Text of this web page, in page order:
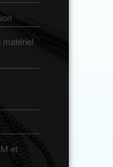
matériel
et